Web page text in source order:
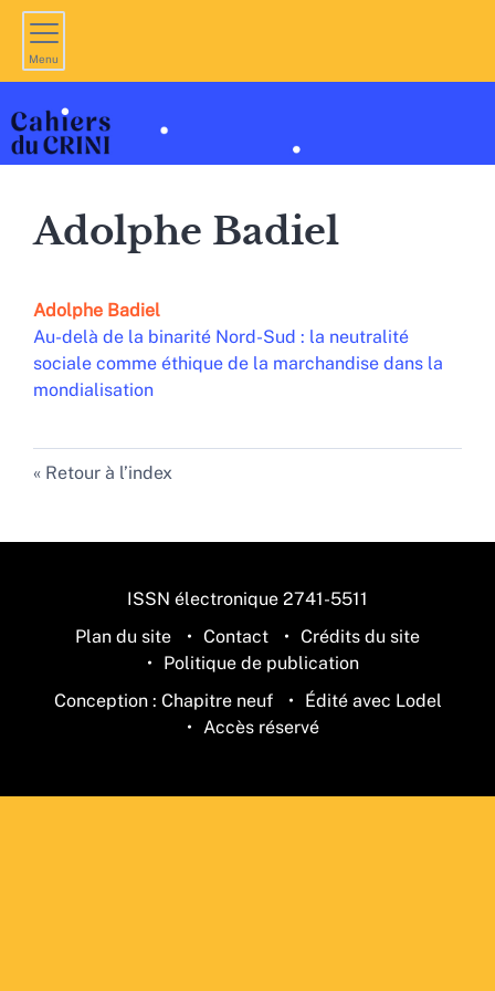
Menu
Adolphe Badiel
Adolphe Badiel
Au-delà de la binarité Nord-Sud : la neutralité
sociale comme éthique de la marchandise dans la
mondialisation
Retour à l’index
ISSN électronique 2741-5511
Plan du site
Contact
Crédits du site
Politique de publication
Conception : Chapitre neuf
Édité avec Lodel
Accès réservé